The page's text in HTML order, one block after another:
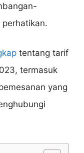
tentang tarif
termasuk
yang